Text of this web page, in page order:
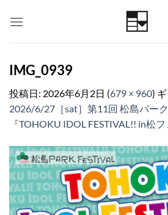
IMG_0939
投稿日: 2026年6月2日 (679 × 960)
2026/6/27［sat］第11回 松島パー
『TOHOKU IDOL FESTIVAL!! in松フ